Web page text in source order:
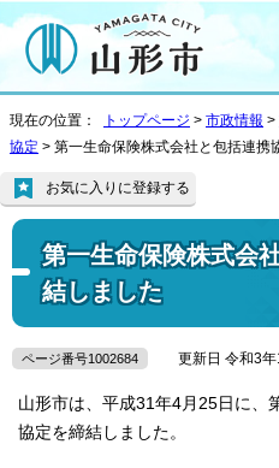
現在の位置： トップページ > 市政情報 >
協定 > 第一生命保険株式会社と包括連携
第一生命保険株式会
結しました
お気に入りに登録する
ページ番号1002684 更新日 令和3年
山形市は、平成31年4月25日に、
協定を締結しました。